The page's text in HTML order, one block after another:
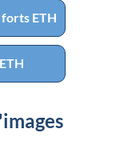
ETH